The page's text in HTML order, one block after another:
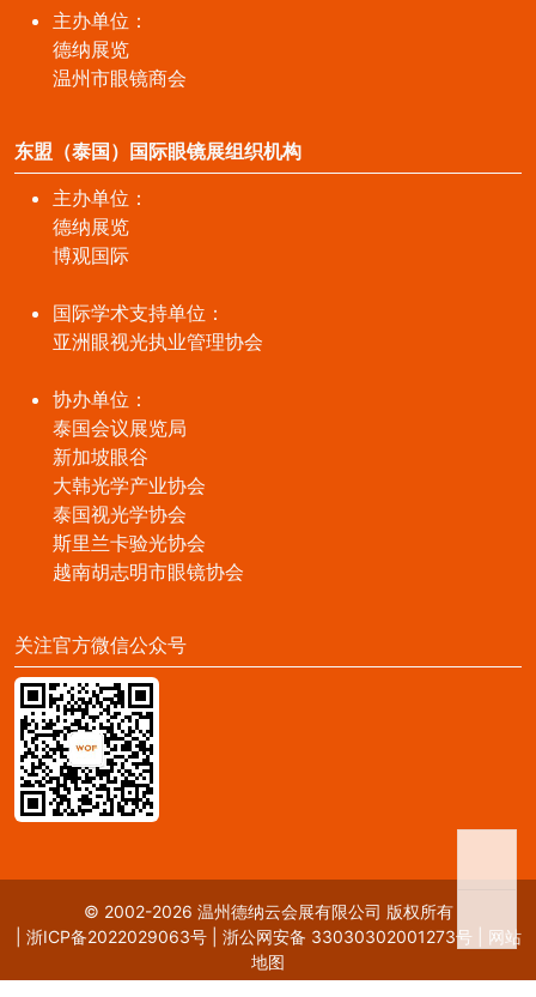
主办单位：
德纳展览
温州市眼镜商会
东盟（泰国）国际眼镜展组织机构
主办单位：
德纳展览
博观国际
国际学术支持单位：
亚洲眼视光执业管理协会
协办单位：
泰国会议展览局
新加坡眼谷
大韩光学产业协会
泰国视光学协会
斯里兰卡验光协会
越南胡志明市眼镜协会
关注官方微信公众号
© 2002-2026 温州德纳云会展有限公司 版权所有
浙ICP备2022029063号| 浙公网安备 33030302001273号
网站
地图